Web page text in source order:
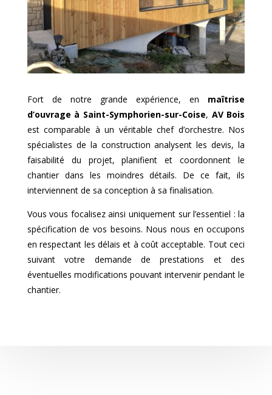
Fort de notre grande expérience, en maîtrise
d’ouvrage à Saint-Symphorien-sur-Coise, AV Bois
est comparable à un véritable chef d’orchestre. Nos
spécialistes de la construction analysent les devis, la
faisabilité du projet, planifient et coordonnent le
chantier dans les moindres détails. De ce fait, ils
interviennent de sa conception à sa finalisation.
Vous vous focalisez ainsi uniquement sur l’essentiel : la
spécification de vos besoins. Nous nous en occupons
en respectant les délais et à coût acceptable. Tout ceci
suivant votre demande de prestations et des
éventuelles modifications pouvant intervenir pendant le
chantier.